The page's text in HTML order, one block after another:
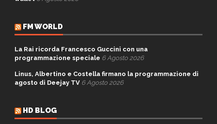
FM WORLD
La Rai ricorda Francesco Guccini con una
programmazione speciale 6 Agosto 2026
Linus, Albertino e Costella firmano la programmazione di
agosto di Deejay TV 6 Agosto 2026
HD BLOG